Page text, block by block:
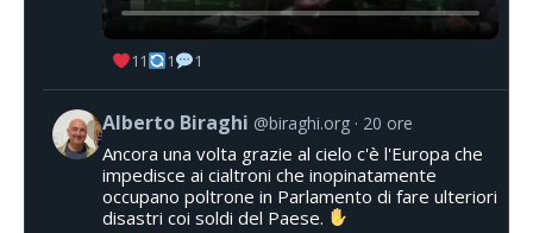
11 1 1
Alberto Biraghi @biraghi.org 20 ore
Ancora una volta grazie al cielo c'è l'Europa che
impedisce ai cialtroni che inopinatamente
occupano poltrone in Parlamento di fare ulteriori
disastri coi soldi del Paese.